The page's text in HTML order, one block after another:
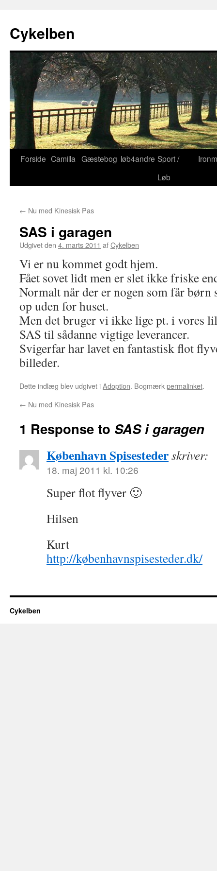
Cykelben
Hop
Forside Camilla Gæstebog løb4andre Sport /
Løb
← Nu med Kinesisk Pas
SAS i garagen
Udgivet den 4. marts 2011 afCykelben
Vi er nu kommet godt hjem.
Fået sovet lidt men er slet ikke friske
Normalt når der er nogen som får børn
op uden for huset.
Men det bruger vi ikke lige pt. i vores
SAS til sådanne vigtige leverancer.
Svigerfar har lavet en fantastisk flot
billeder.
Dette indlæg blev udgivet iAdoption. Bogmærkpermalinket.
← Nu med Kinesisk Pas
1 Response to SAS i garagen
København Spisestederskriver:
18. maj 2011 kl. 10:26
Super flot flyver 🙂
Hilsen
Kurt
http://københavnspisesteder.dk/
Cykelben